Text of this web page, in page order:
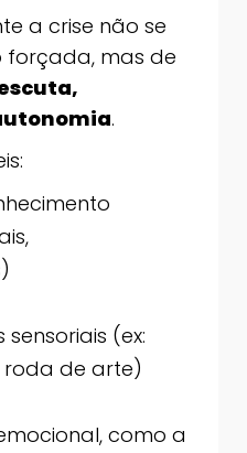
a crise não se
mas de
.
(ex:
roda de arte)
como a